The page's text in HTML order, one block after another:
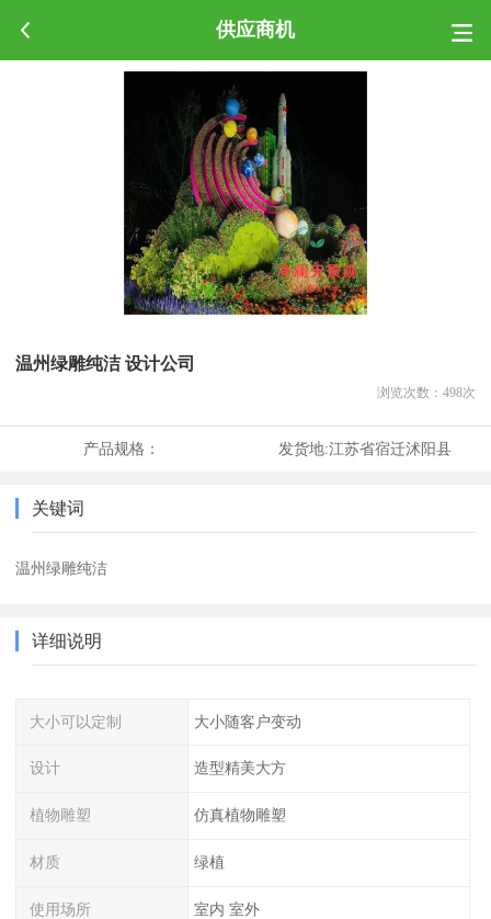
供应商机
温州绿雕纯洁 设计公司
浏览次数： 498次
产品规格： 发货地:江苏省宿迁沭阳县
关键词
温州绿雕纯洁
详细说明
大小可以定制 大小随客户变动
设计 造型精美大方
植物雕塑 仿真植物雕塑
材质 绿植
使用场所 室内 室外